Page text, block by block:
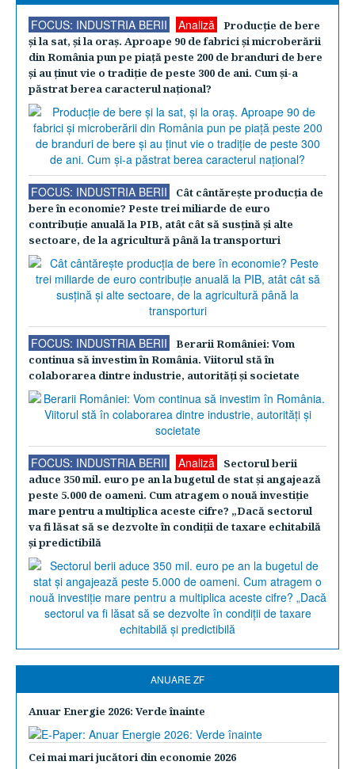
FOCUS: INDUSTRIA BERII Analiză
Producţie de bere
şi la sat, şi la oraş. Aproape 90 de fabrici şi microberării
din România pun pe piaţă peste 200 de branduri de bere
şi au ţinut vie o tradiţie de peste 300 de ani. Cum şi-a
păstrat berea caracterul naţional?
FOCUS: INDUSTRIA BERII
Cât cântăreşte producţia de
bere în economie? Peste trei miliarde de euro
contribuţie anuală la PIB, atât cât să susţină şi alte
sectoare, de la agricultură până la transporturi
FOCUS: INDUSTRIA BERII
Berarii României: Vom
continua să investim în România. Viitorul stă în
colaborarea dintre industrie, autorităţi şi societate
FOCUS: INDUSTRIA BERII Analiză
Sectorul berii
aduce 350 mil. euro pe an la bugetul de stat şi angajează
peste 5.000 de oameni. Cum atragem o nouă investiţie
mare pentru a multiplica aceste cifre? „Dacă sectorul
va fi lăsat să se dezvolte în condiţii de taxare echitabilă
şi predictibilă
ANUARE ZF
Anuar Energie 2026: Verde înainte
Cei mai mari jucători din economie 2026